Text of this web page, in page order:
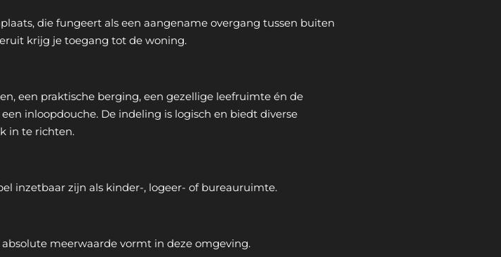
die fungeert als een aangename overgang tussen buiten
krijg je toegang tot de woning.
een praktische berging, een gezellige leefruimte én de
inloopdouche. De indeling is logisch en biedt diverse
in te richten.
inzetbaar zijn als kinder-, logeer- of bureauruimte.
meerwaarde vormt in deze omgeving.